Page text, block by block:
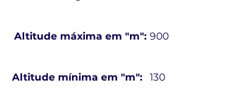
Altitude máxima em "m": 900
Altitude mínima em "m": 130